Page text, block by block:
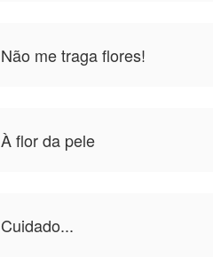
Não me traga flores!
À flor da pele
Cuidado...